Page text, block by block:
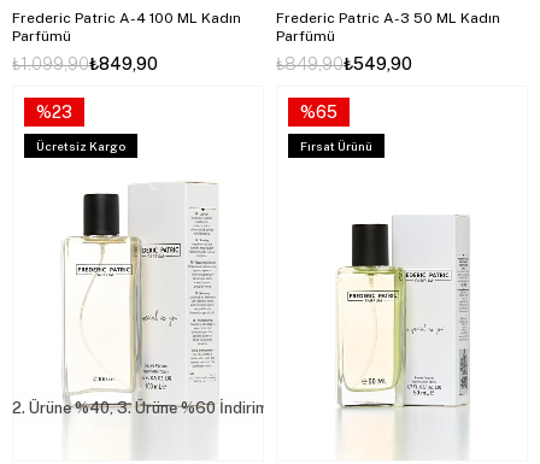
Frederic Patric A-4 100 ML Kadın
Parfümü
₺849,90
₺1.099,90
Frederic Patric A-3 50 ML Kadın
Parfümü
₺549,90
₺849,90
2. Ürüne %40, 3. Ürüne %60 İndirim
%23
Ücretsiz Kargo
%65
Fırsat Ürünü